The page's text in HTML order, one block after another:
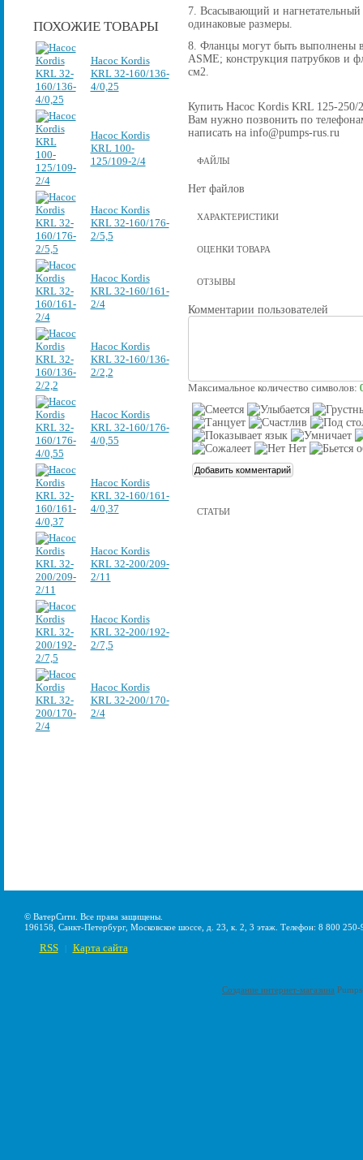
ПОХОЖИЕ ТОВАРЫ
Насос Kordis
KRL 32-160/136-
4/0,25
Насос Kordis
KRL 100-
125/109-2/4
Насос Kordis
KRL 32-160/176-
2/5,5
Насос Kordis
KRL 32-160/161-
2/4
Насос Kordis
KRL 32-160/136-
2/2,2
Насос Kordis
KRL 32-160/176-
4/0,55
Насос Kordis
KRL 32-160/161-
4/0,37
Насос Kordis
KRL 32-200/209-
2/11
Насос Kordis
KRL 32-200/192-
2/7,5
Насос Kordis
KRL 32-200/170-
2/4
7. Всасывающий и
одинаковые размеры.
8. Фланцы могут быть выполнены
ASME; конструкция патрубков и
см2.
Купить Насос Kordis KRL 125-250/
Вам нужно позвонить по
написать на info@pumps-rus.ru
ФАЙЛЫ
Нет файлов
ХАРАКТЕРИСТИКИ
ОЦЕНКИ ТОВАРА
ОТЗЫВЫ
Комментарии пользователей
Максимальное количество символов:
СТАТЬИ
© ВатерСити. Все права защищены.
196158, Санкт-Петербург, Московское шоссе, д. 23, к. 2, 3 этаж. Телефон: 8 800
RSS Карта сайта
Создание интернет-магазина